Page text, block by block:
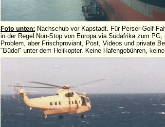
Foto unten: Nachschub vor Kapstadt. Für Perser-Golf-
in der Regel Non-Stop von Europa via Südafrika zum
Problem, aber Frischproviant, Post, Videos und private
"Büdel" unter dem Helikopter. Keine Hafengebühren,